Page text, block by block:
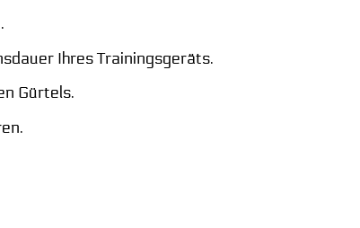
Ihres Trainingsgeräts.
Gürtels.